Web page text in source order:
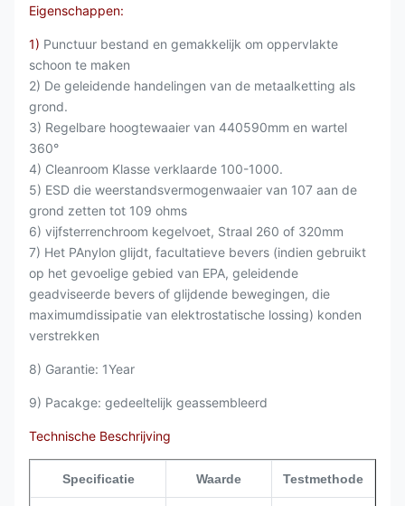
Eigenschappen:
1) Punctuur bestand en gemakkelijk om oppervlakte
schoon te maken
2) De geleidende handelingen van de metaalketting als
grond.
3) Regelbare hoogtewaaier van 440590mm en wartel
360°
4) Cleanroom Klasse verklaarde 100-1000.
5) ESD die weerstandsvermogenwaaier van 107 aan de
grond zetten tot 109 ohms
6) vijfsterrenchroom kegelvoet, Straal 260 of 320mm
7) Het PAnylon glijdt, facultatieve bevers (indien gebruikt
op het gevoelige gebied van EPA, geleidende
geadviseerde bevers of glijdende bewegingen, die
maximumdissipatie van elektrostatische lossing) konden
verstrekken
8) Garantie: 1Year
9) Pacakge: gedeeltelijk geassembleerd
Technische Beschrijving
Specificatie Waarde Testmethode